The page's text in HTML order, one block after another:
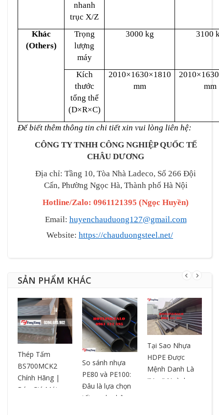
nhanh
trục X/Z
Khác
(Others)
Trọng
lượng
máy
3000 kg 3100
Kích
thước
tổng thể
(D×R×C)
2010×1630×1810
mm
mm
Để biết thêm thông tin chi tiết xin vui lòng liên hệ:
CÔNG TY TNHH CÔNG NGHIỆP QUỐC TẾ
CHÂU DƯƠNG
Địa chỉ: Tầng 10, Tòa Nhà Ladeco, Số 266 Đội
Cấn, Phường Ngọc Hà, Thành phố Hà Nội
Hotline/Zalo: 0961121395 (Ngọc Huyền)
Email: huyenchauduong127@gmail.com
Website: https://chauduongsteel.net/
SẢN PHẨM KHÁC
Thép Tấm
BS700MCK2
Chính Hãng |
Báo Giá Mới
So sánh nhựa
PE80 và PE100:
Đâu là lựa chọn
tối ưu cho hệ
Tại Sao Nhựa
HDPE Được
Mệnh Danh Là
"Vua" Ngành